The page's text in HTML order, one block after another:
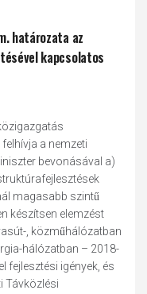
határozata az
kapcsolatos
felhívja a nemzeti
bevonásával a)
magasabb szintű
készítsen elemzést
, közműhálózatban
hálózatban – 2018-
fejlesztési igények, és
Távközlési